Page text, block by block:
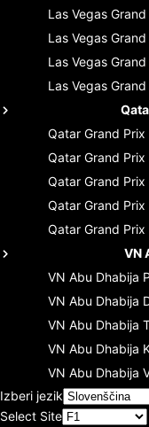
Las Vegas Grand
Las Vegas Grand
Las Vegas Grand
Las Vegas Grand
Qatar Grand Prix
Qatar Grand Prix
Qatar Grand Prix
Qatar Grand Prix
Qatar Grand Prix
VN
VN Abu Dhabija
VN Abu Dhabija
VN Abu Dhabija
VN Abu Dhabija
VN Abu Dhabija
Izberi jezik
Select Site